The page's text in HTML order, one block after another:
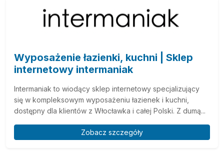
Wyposażenie łazienki, kuchni | Sklep
internetowy intermaniak
Intermaniak to wiodący sklep internetowy specjalizujący
się w kompleksowym wyposażeniu łazienek i kuchni,
dostępny dla klientów z Włocławka i całej Polski. Z dumą...
Zobacz szczegóły